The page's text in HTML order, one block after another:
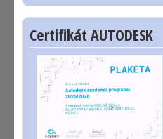
Certifikát AUTODESK